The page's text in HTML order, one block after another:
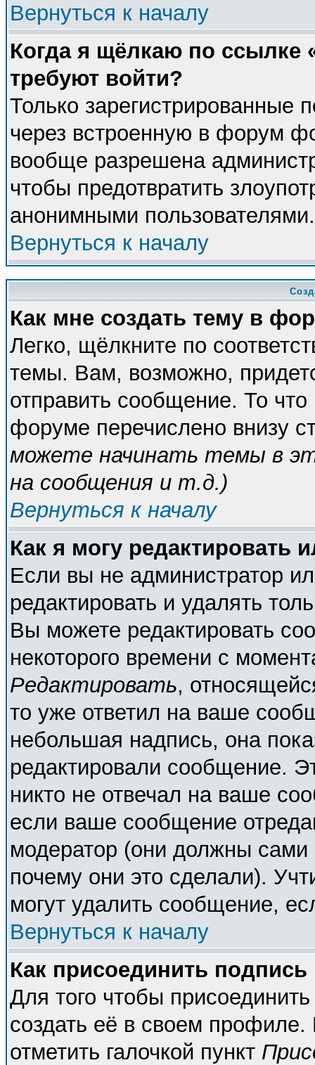
Вернуться к началу
Когда я щёлкаю по ссылке
требуют войти?
Только зарегистрированные
через встроенную в форум
вообще разрешена
чтобы предотвратить
анонимными пользователями.
Вернуться к началу
Как мне создать тему в
Легко, щёлкните по
темы. Вам, возможно,
отправить сообщение. То
форуме перечислено внизу
можете начинать темы в
на сообщения и т.д.)
Вернуться к началу
Как я могу редактировать
Если вы не администратор
редактировать и удалять
Вы можете редактировать
некоторого времени с
Редактировать,
то уже ответил на ваше
небольшая надпись, она
редактировали сообщение.
никто не отвечал на ваше
если ваше сообщение
модератор (они должны сами
почему они это сделали).
могут удалить сообщение,
Вернуться к началу
Как присоединить
Для того чтобы
создать её в своем
отметить галочкой пункт